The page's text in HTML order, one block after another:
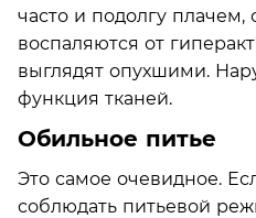
часто и подолгу
воспаляются от
выглядят опухшими.
функция тканей.
Обильное питье
Это самое очевидное.
соблюдать питьевой